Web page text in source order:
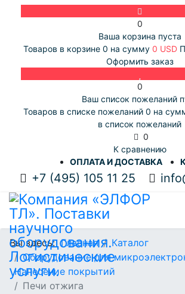
0
Ваша корзина пуста
Товаров в корзине 0 на сумму 0 USD
Оформить заказ
0
Ваш список пожеланий
Товаров в списке пожеланий 0 на
в список пожеланий
0
К сравнению
ОПЛАТА И ДОСТАВКА
+7 (495) 105 11 25
Вы здесь:Главная
Каталог
Оборудование для
Нанесение покрытий
Печи отжига